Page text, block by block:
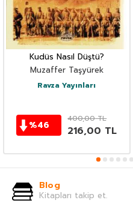
Kudüs Nasıl Düştü?
Muzaffer Taşyürek
Ravza Yayınları
%46
400,00TL
216,00 TL
Blog
Kitapları takip et.